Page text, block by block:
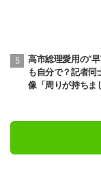
高市総理愛用の“
も自分で？記者同
像「周りが持ちま